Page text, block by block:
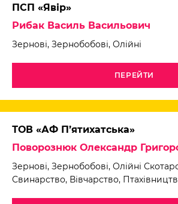
ПСП «Явір»
Рибак Василь Васильович
Зернові, Зернобобові, Олійні
ПЕРЕЙТИ
ТОВ «АФ П’ятихатська»
Поворознюк Олександр
Зернові, Зернобобові, Олійні
Свинарство, Вівчарство,